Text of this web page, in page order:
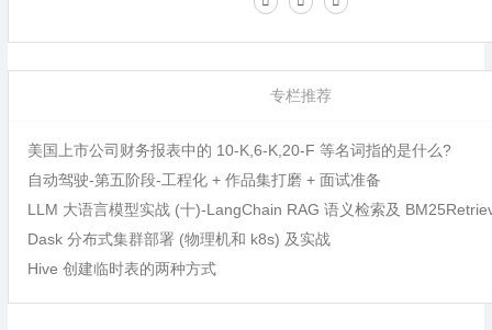
专栏推荐
美国上市公司财务报表中的 10-K,6-K,20-F 等名词指的是什么?
自动驾驶-第五阶段-工程化 + 作品集打磨 + 面试准备
LLM 大语言模型实战 (十)-LangChain RAG 语义检索及
Dask 分布式集群部署 (物理机和 k8s) 及实战
Hive 创建临时表的两种方式